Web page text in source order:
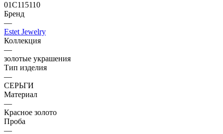
01С115110
Бренд
—
Estet Jewelry
Коллекция
—
золотые украшения
Тип изделия
—
СЕРЬГИ
Материал
—
Красное золото
Проба
—